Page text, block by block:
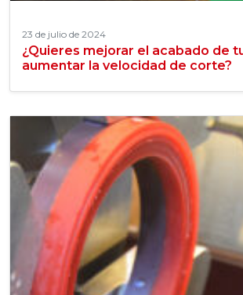
23 de julio de 2024
¿Quieres mejorar el acabado de
aumentar la velocidad de corte?